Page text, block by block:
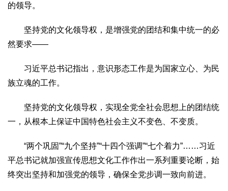
的领导。
坚持党的文化领导权，是增强党的团结和集中统一的必
然要求——
习近平总书记指出，意识形态工作是为国家立心、为民
族立魂的工作。
坚持党的文化领导权，实现全党全社会思想上的团结统
一，从根本上保证中国特色社会主义不变色、不变质。
“两个巩固”“九个坚持”“十四个强调”“七个着力”……习近
平总书记就加强宣传思想文化工作作出一系列重要论断，始
终突出坚持和加强党的领导，确保全党步调一致向前进。